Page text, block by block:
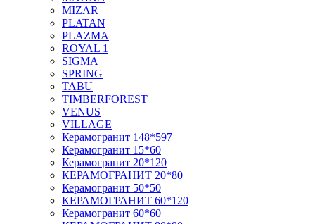
MIZAR
PLATAN
PLAZMA
ROYAL 1
SIGMA
SPRING
TABU
TIMBERFOREST
VENUS
VILLAGE
Керамогранит 148*597
Керамогранит 15*60
Керамогранит 20*120
КЕРАМОГРАНИТ 20*80
Керамогранит 50*50
КЕРАМОГРАНИТ 60*120
Керамогранит 60*60